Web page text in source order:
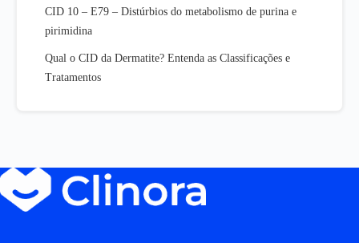
CID 10 – E79 – Distúrbios do metabolismo de purina e
pirimidina
Qual o CID da Dermatite? Entenda as Classificações e
Tratamentos